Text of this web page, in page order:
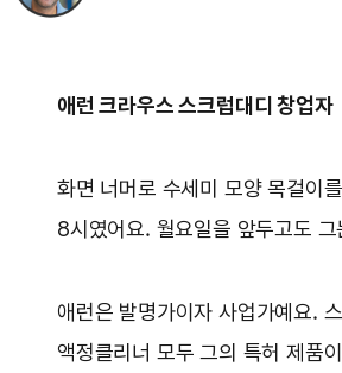
애런 크라우스 스크럽대디 창업자
화면 너머로 수세미 모양 목걸이
8시였어요. 월요일을 앞두고도
애런은 발명가이자 사업가예요.
액정클리너 모두 그의 특허 제품